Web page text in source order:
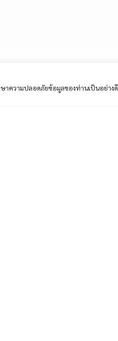
ความปลอดภัยข้อมูลของท่านเป็นอย่างดี.